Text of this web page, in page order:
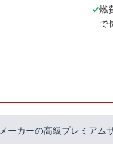
燃
で
ーカーの高級プレミアム